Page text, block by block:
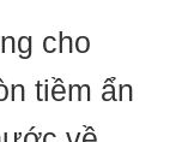
cho
tiềm ẩn